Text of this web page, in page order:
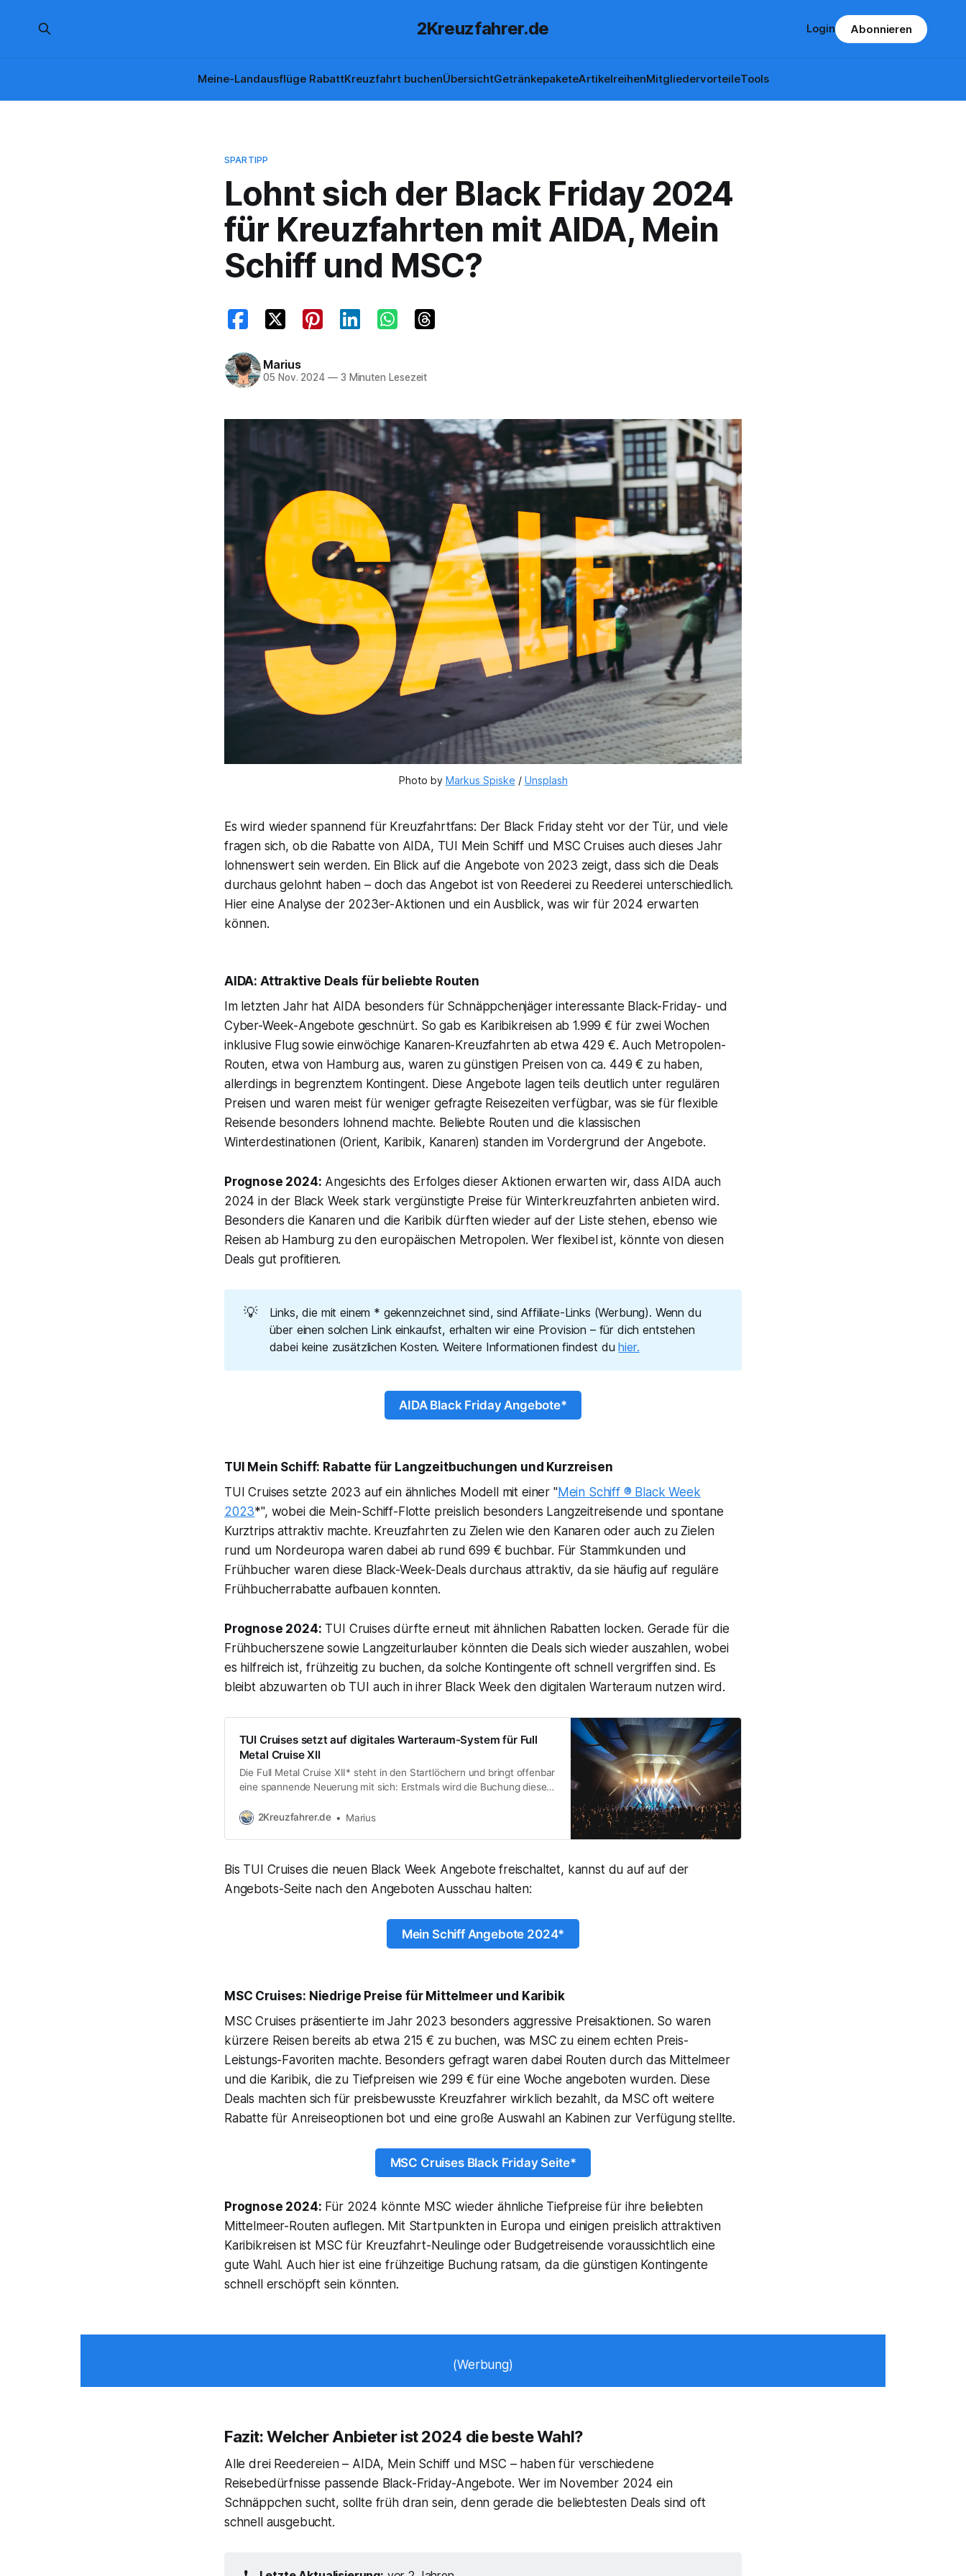
2Kreuzfahrer.de
Meine-Landausflüge RabattKreuzfahrt buchenÜbersichtGetränkepaketeArtikelreihenMitgliedervorteileTools
Login Abonnieren
SPARTIPP
Lohnt sich der Black Friday 2024
für Kreuzfahrten mit AIDA, Mein
Schiff und MSC?
Marius
05 Nov. 2024 —3 Minuten Lesezeit
Photo by Markus Spiske / Unsplash
Es wird wieder spannend für Kreuzfahrtfans: Der Black Friday steht vor der Tür, und viele
fragen sich, ob die Rabatte von AIDA, TUI Mein Schiff und MSC Cruises auch dieses Jahr
lohnenswert sein werden. Ein Blick auf die Angebote von 2023 zeigt, dass sich die Deals
durchaus gelohnt haben – doch das Angebot ist von Reederei zu Reederei unterschiedlich.
Hier eine Analyse der 2023er-Aktionen und ein Ausblick, was wir für 2024 erwarten
können.
AIDA: Attraktive Deals für beliebte Routen
Im letzten Jahr hat AIDA besonders für Schnäppchenjäger interessante Black-Friday- und
Cyber-Week-Angebote geschnürt. So gab es Karibikreisen ab 1.999 € für zwei Wochen
inklusive Flug sowie einwöchige Kanaren-Kreuzfahrten ab etwa 429 €. Auch Metropolen-
Routen, etwa von Hamburg aus, waren zu günstigen Preisen von ca. 449 € zu haben,
allerdings in begrenztem Kontingent. Diese Angebote lagen teils deutlich unter regulären
Preisen und waren meist für weniger gefragte Reisezeiten verfügbar, was sie für flexible
Reisende besonders lohnend machte. Beliebte Routen und die klassischen
Winterdestinationen (Orient, Karibik, Kanaren) standen im Vordergrund der Angebote.
Prognose 2024: Angesichts des Erfolges dieser Aktionen erwarten wir, dass AIDA auch
2024 in der Black Week stark vergünstigte Preise für Winterkreuzfahrten anbieten wird.
Besonders die Kanaren und die Karibik dürften wieder auf der Liste stehen, ebenso wie
Reisen ab Hamburg zu den europäischen Metropolen. Wer flexibel ist, könnte von diesen
Deals gut profitieren.
💡
Links, die mit einem * gekennzeichnet sind, sind Affiliate-Links (Werbung). Wenn du
über einen solchen Link einkaufst, erhalten wir eine Provision – für dich entstehen
dabei keine zusätzlichen Kosten. Weitere Informationen findest duhier.
AIDA Black Friday Angebote*
TUI Mein Schiff: Rabatte für Langzeitbuchungen und Kurzreisen
TUI Cruises setzte 2023 auf ein ähnliches Modell mit einer "Mein Schiff ® Black Week
2023*", wobei die Mein-Schiff-Flotte preislich besonders Langzeitreisende und spontane
Kurztrips attraktiv machte. Kreuzfahrten zu Zielen wie den Kanaren oder auch zu Zielen
rund um Nordeuropa waren dabei ab rund 699 € buchbar. Für Stammkunden und
Frühbucher waren diese Black-Week-Deals durchaus attraktiv, da sie häufig auf reguläre
Frühbucherrabatte aufbauen konnten.
Prognose 2024: TUI Cruises dürfte erneut mit ähnlichen Rabatten locken. Gerade für die
Frühbucherszene sowie Langzeiturlauber könnten die Deals sich wieder auszahlen, wobei
es hilfreich ist, frühzeitig zu buchen, da solche Kontingente oft schnell vergriffen sind. Es
bleibt abzuwarten ob TUI auch in ihrer Black Week den digitalen Warteraum nutzen wird.
TUI Cruises setzt auf digitales Warteraum-System für Full
Metal Cruise XII
Die Full Metal Cruise XII* steht in den Startlöchern und bringt offenbar
eine spannende Neuerung mit sich: Erstmals wird die Buchung dieser
abgewickelt. Eine formelle Ankündigung fehlt bislang, aber die Details
2Kreuzfahrer.de Marius
Bis TUI Cruises die neuen Black Week Angebote freischaltet, kannst du auf auf der
Angebots-Seite nach den Angeboten Ausschau halten:
Mein Schiff Angebote 2024*
MSC Cruises: Niedrige Preise für Mittelmeer und Karibik
MSC Cruises präsentierte im Jahr 2023 besonders aggressive Preisaktionen. So waren
kürzere Reisen bereits ab etwa 215 € zu buchen, was MSC zu einem echten Preis-
Leistungs-Favoriten machte. Besonders gefragt waren dabei Routen durch das Mittelmeer
und die Karibik, die zu Tiefpreisen wie 299 € für eine Woche angeboten wurden. Diese
Deals machten sich für preisbewusste Kreuzfahrer wirklich bezahlt, da MSC oft weitere
Rabatte für Anreiseoptionen bot und eine große Auswahl an Kabinen zur Verfügung stellte.
MSC Cruises Black Friday Seite*
Prognose 2024: Für 2024 könnte MSC wieder ähnliche Tiefpreise für ihre beliebten
Mittelmeer-Routen auflegen. Mit Startpunkten in Europa und einigen preislich attraktiven
Karibikreisen ist MSC für Kreuzfahrt-Neulinge oder Budgetreisende voraussichtlich eine
gute Wahl. Auch hier ist eine frühzeitige Buchung ratsam, da die günstigen Kontingente
schnell erschöpft sein könnten.
(Werbung)
Fazit: Welcher Anbieter ist 2024 die beste Wahl?
Alle drei Reedereien – AIDA, Mein Schiff und MSC – haben für verschiedene
Reisebedürfnisse passende Black-Friday-Angebote. Wer im November 2024 ein
Schnäppchen sucht, sollte früh dran sein, denn gerade die beliebtesten Deals sind oft
schnell ausgebucht.